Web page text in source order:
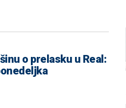
o prelasku u Real: